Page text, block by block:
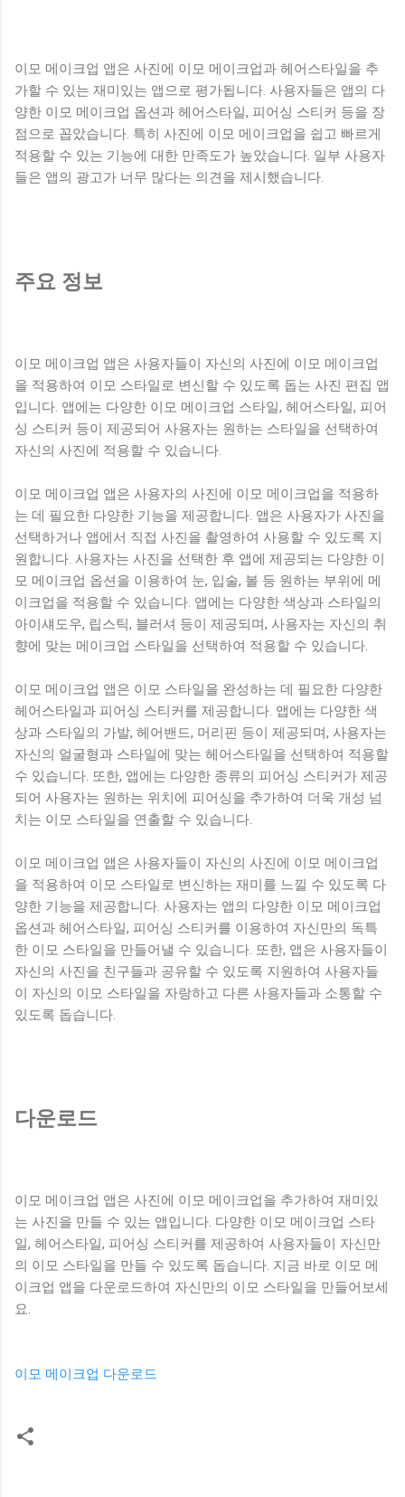
이모 메이크업 앱은 사진에 이모 메이크업과 헤어스타일을 추
가할 수 있는 재미있는 앱으로 평가됩니다. 사용자들은 앱의 다
양한 이모 메이크업 옵션과 헤어스타일, 피어싱 스티커 등을 장
점으로 꼽았습니다. 특히 사진에 이모 메이크업을 쉽고 빠르게
적용할 수 있는 기능에 대한 만족도가 높았습니다. 일부 사용자
들은 앱의 광고가 너무 많다는 의견을 제시했습니다.
주요 정보
이모 메이크업 앱은 사용자들이 자신의 사진에 이모 메이크업
을 적용하여 이모 스타일로 변신할 수 있도록 돕는 사진 편집 앱
입니다. 앱에는 다양한 이모 메이크업 스타일, 헤어스타일, 피어
싱 스티커 등이 제공되어 사용자는 원하는 스타일을 선택하여
자신의 사진에 적용할 수 있습니다.
이모 메이크업 앱은 사용자의 사진에 이모 메이크업을 적용하
는 데 필요한 다양한 기능을 제공합니다. 앱은 사용자가 사진을
선택하거나 앱에서 직접 사진을 촬영하여 사용할 수 있도록 지
원합니다. 사용자는 사진을 선택한 후 앱에 제공되는 다양한 이
모 메이크업 옵션을 이용하여 눈, 입술, 볼 등 원하는 부위에 메
이크업을 적용할 수 있습니다. 앱에는 다양한 색상과 스타일의
아이섀도우, 립스틱, 블러셔 등이 제공되며, 사용자는 자신의 취
향에 맞는 메이크업 스타일을 선택하여 적용할 수 있습니다.
이모 메이크업 앱은 이모 스타일을 완성하는 데 필요한 다양한
헤어스타일과 피어싱 스티커를 제공합니다. 앱에는 다양한 색
상과 스타일의 가발, 헤어밴드, 머리핀 등이 제공되며, 사용자는
자신의 얼굴형과 스타일에 맞는 헤어스타일을 선택하여 적용할
수 있습니다. 또한, 앱에는 다양한 종류의 피어싱 스티커가 제공
되어 사용자는 원하는 위치에 피어싱을 추가하여 더욱 개성 넘
치는 이모 스타일을 연출할 수 있습니다.
이모 메이크업 앱은 사용자들이 자신의 사진에 이모 메이크업
을 적용하여 이모 스타일로 변신하는 재미를 느낄 수 있도록 다
양한 기능을 제공합니다. 사용자는 앱의 다양한 이모 메이크업
옵션과 헤어스타일, 피어싱 스티커를 이용하여 자신만의 독특
한 이모 스타일을 만들어낼 수 있습니다. 또한, 앱은 사용자들이
자신의 사진을 친구들과 공유할 수 있도록 지원하여 사용자들
이 자신의 이모 스타일을 자랑하고 다른 사용자들과 소통할 수
있도록 돕습니다.
다운로드
이모 메이크업 앱은 사진에 이모 메이크업을 추가하여 재미있
는 사진을 만들 수 있는 앱입니다. 다양한 이모 메이크업 스타
일, 헤어스타일, 피어싱 스티커를 제공하여 사용자들이 자신만
의 이모 스타일을 만들 수 있도록 돕습니다. 지금 바로 이모 메
이크업 앱을 다운로드하여 자신만의 이모 스타일을 만들어보세
요.
이모 메이크업 다운로드